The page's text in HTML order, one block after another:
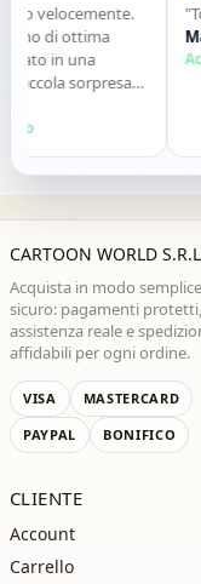
velocemente.
di ottima
in una
sorpresa
Grazie ,alla
CARTOON WORLD
Acquista in modo
sicuro: pagamenti protetti,
assistenza reale e
affidabili per ogni ordine.
VISA
MASTERCARD
PAYPAL
BONIFICO
CLIENTE
Account
Carrello